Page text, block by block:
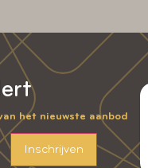
het nieuwste aanbod
Inschrijven